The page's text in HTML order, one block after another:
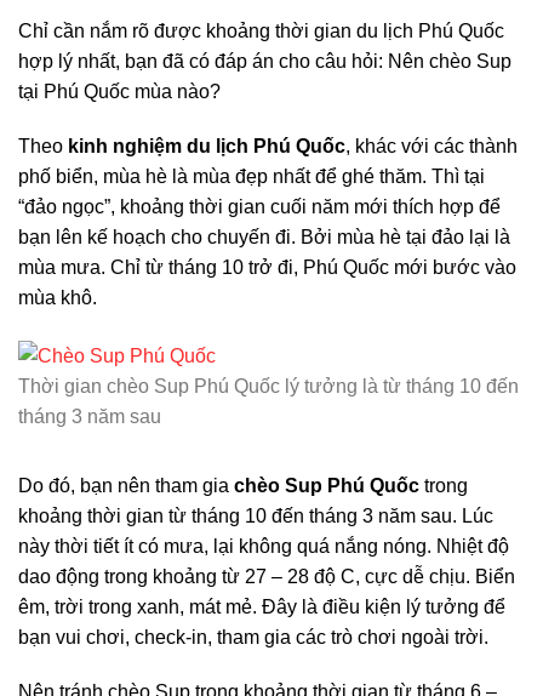
Chỉ cần nắm rõ được khoảng thời gian du lịch Phú Quốc
hợp lý nhất, bạn đã có đáp án cho câu hỏi: Nên chèo Sup
tại Phú Quốc mùa nào?
Theo kinh nghiệm du lịch Phú Quốc, khác với các thành
phố biển, mùa hè là mùa đẹp nhất để ghé thăm. Thì tại
“đảo ngọc”, khoảng thời gian cuối năm mới thích hợp để
bạn lên kế hoạch cho chuyến đi. Bởi mùa hè tại đảo lại là
mùa mưa. Chỉ từ tháng 10 trở đi, Phú Quốc mới bước vào
mùa khô.
Thời gian chèo Sup Phú Quốc lý tưởng là từ tháng 10 đến
tháng 3 năm sau
Do đó, bạn nên tham gia chèo Sup Phú Quốc trong
khoảng thời gian từ tháng 10 đến tháng 3 năm sau. Lúc
này thời tiết ít có mưa, lại không quá nắng nóng. Nhiệt độ
dao động trong khoảng từ 27 – 28 độ C, cực dễ chịu. Biển
êm, trời trong xanh, mát mẻ. Đây là điều kiện lý tưởng để
bạn vui chơi, check-in, tham gia các trò chơi ngoài trời.